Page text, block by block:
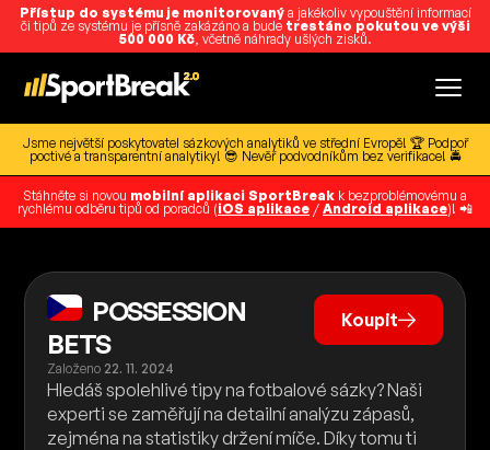
Přístup do systému je monitorovanýa jakékoliv vypouštění informací
či tipů ze systému je přísně zakázáno a bude trestáno pokutou ve výši
500 000 Kč, včetně náhrady ušlých zisků.
Jsme největší poskytovatel sázkových analytiků ve střední Evropě! 🏆 Podpoř
poctivé a transparentní analytiky! 😎 Nevěř podvodníkům bez verifikace! 🚔
Stáhněte si novou mobilní aplikaci SportBreak k bezproblémovému a
rychlému odběru tipů od poradců (iOS aplikace / Android aplikace)! 📲
POSSESSION
BETS
Založeno 22. 11. 2024
Koupit
Hledáš spolehlivé tipy na fotbalové sázky? Naši
experti se zaměřují na detailní analýzu zápasů,
zejména na statistiky držení míče. Díky tomu ti